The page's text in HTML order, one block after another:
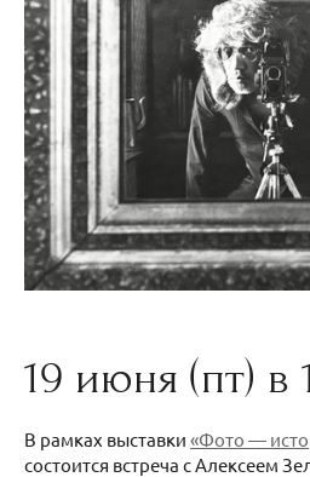
19 июня (пт) в
В рамках выставки «Фото —
состоится встреча с Алексеем